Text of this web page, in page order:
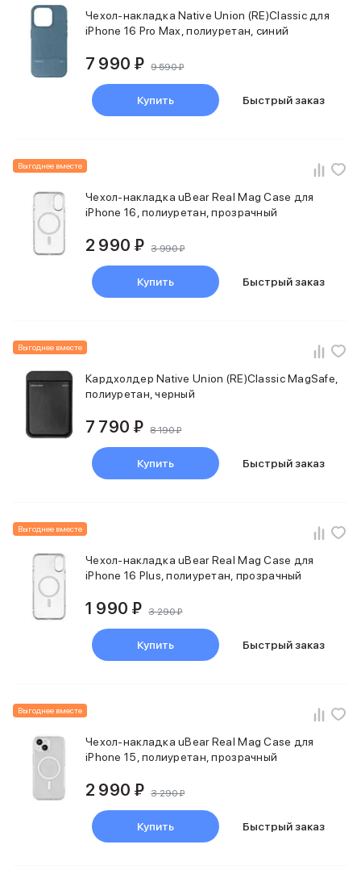
Питание и кабели
Зарядные устройства
Адаптеры
Кабели
Мультимедиа
Акустические системы
Ремешки для часов
Сумки и рюкзаки
Чехлы
Ремешки для iPhone
Аксессуары для гаджетов
Баннер ПВЗ
Смартфоны
Смартфоны Huawei
Смартфоны Samsung
Аксессуары для смартфонов
Автомобильные зарядные устройства
3D Стикеры
бренды
Samsung
Баннер ПВЗ
Смартфоны HONOR
Смартфоны Infinix
Мультимедиа
Наушники
Проводные наушники
Чехол-накладка Native Union (RE)Classic для
iPhone 16 Pro Max, полиуретан, синий
7 990 ₽ 9 590 ₽
Купить Быстрый заказ
Выгоднее вместе
Чехол-накладка uBear Real Mag Case для
iPhone 16, полиуретан, прозрачный
2 990 ₽ 3 990 ₽
Купить Быстрый заказ
Выгоднее вместе
Кардхолдер Native Union (RE)Classic MagSafe,
полиуретан, черный
7 790 ₽ 8 190 ₽
Купить Быстрый заказ
Выгоднее вместе
Чехол-накладка uBear Real Mag Case для
iPhone 16 Plus, полиуретан, прозрачный
1 990 ₽ 3 290 ₽
Купить Быстрый заказ
Выгоднее вместе
Чехол-накладка uBear Real Mag Case для
iPhone 15, полиуретан, прозрачный
2 990 ₽ 3 290 ₽
Купить Быстрый заказ